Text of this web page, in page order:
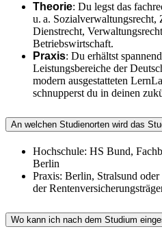
Theorie: Du legst das
u. a.
Dienstrecht,
Betriebswirtschaft.
Praxis: Du erhältst
Leistungsbereiche der
modern ausgestatteten
schnupperst du in deinen
An welchen Studienorten wird das
Hochschule: HS Bund,
Berlin
Praxis: Berlin, Stralsund
der
Wo kann ich nach dem Studium